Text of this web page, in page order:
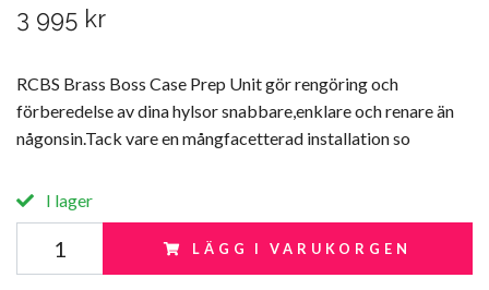
3 995 kr
RCBS Brass Boss Case Prep Unit gör rengöring och
förberedelse av dina hylsor snabbare,enklare och renare än
någonsin.Tack vare en mångfacetterad installation so
I lager
LÄGG I VARUKORGEN